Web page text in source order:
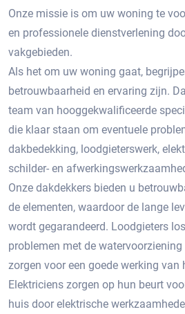
Onze missie is om uw woning te
en professionele dienstverlening
vakgebieden.
Als het om uw woning gaat,
betrouwbaarheid en ervaring zijn.
team van hooggekwalificeerde
die klaar staan om eventuele
dakbedekking, loodgieterswerk,
schilder- en
Onze dakdekkers bieden u
de elementen, waardoor de lange
wordt gegarandeerd. Loodgieters
problemen met de
zorgen voor een goede werking van
Elektriciens zorgen op hun beurt
huis door elektrische